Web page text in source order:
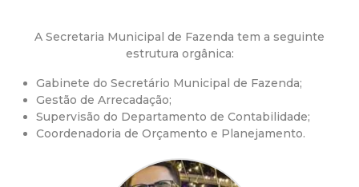
u
n
i
c
A Secretaria Municipal de Fazenda tem a seguinte
estrutura orgânica:
Gabinete do Secretário Municipal de Fazenda;
Gestão de Arrecadação;
Supervisão do Departamento de Contabilidade;
Coordenadoria de Orçamento e Planejamento.